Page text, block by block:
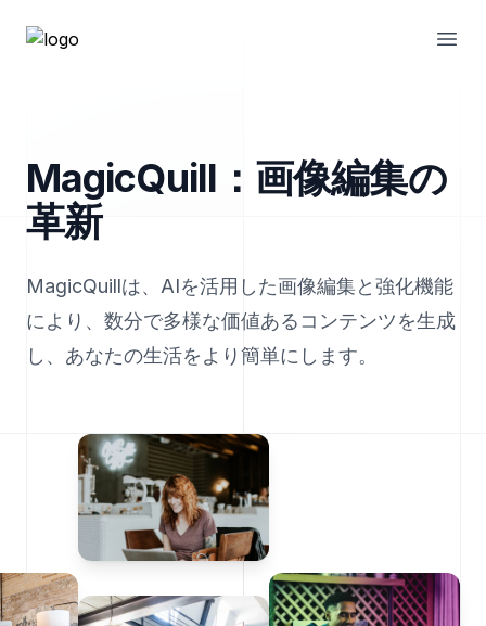
MagicQuill：画像編集の
革新
MagicQuillは、AIを活用した画像編集と強化機能
により、数分で多様な価値あるコンテンツを生成
し、あなたの生活をより簡単にします。